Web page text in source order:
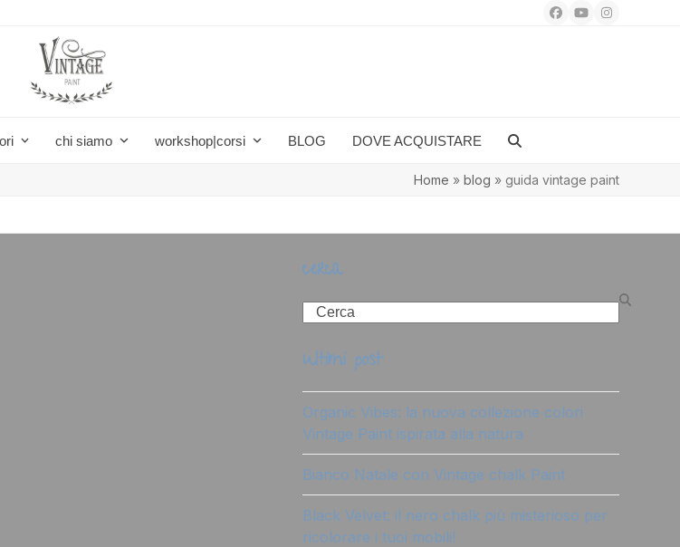
Facebook
YouTubeInstagram
chi siamo workshop|corsi BLOG DOVE ACQUISTARE
Home » blog » guida vintage paint
cerca
Search
ultimi post
Organic Vibes: la nuova collezione colori
Vintage Paint ispirata alla natura
Bianco Natale con Vintage chalk Paint
Black Velvet: il nero chalk più misterioso per
ricolorare i tuoi mobili!